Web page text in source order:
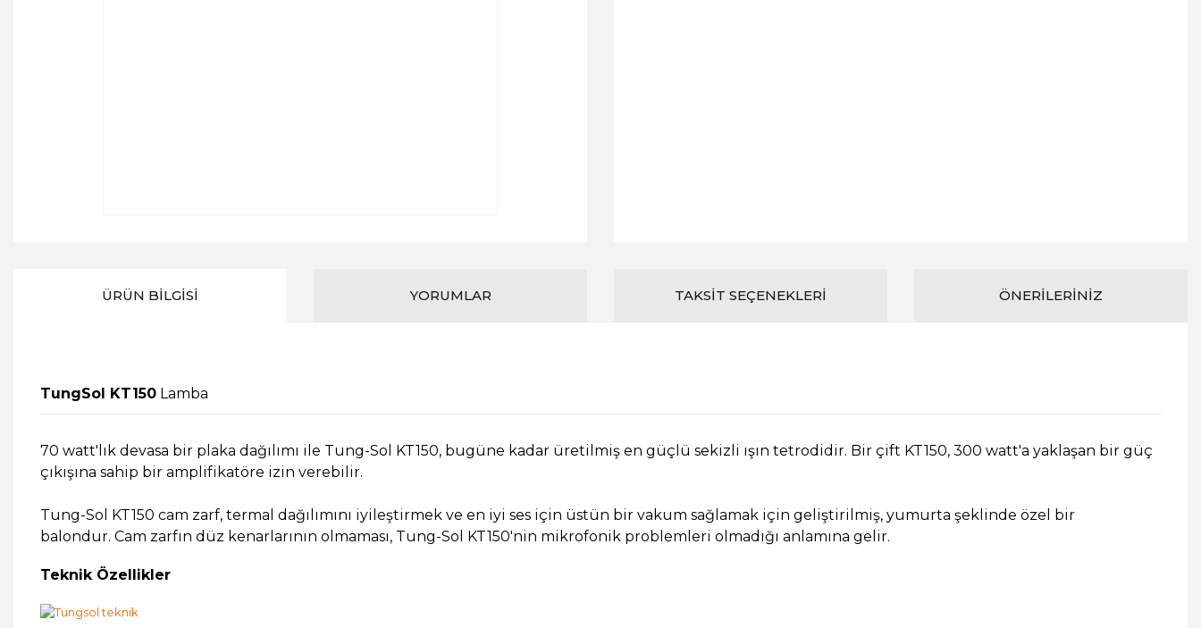
ÜRÜN BILGISI YORUMLAR TAKSIT SEÇENEKLERI ÖNERILERINIZ
TungSol KT150 Lamba
70 watt'lık devasa bir plaka dağılımı ile Tung-Sol KT150, bugüne kadar üretilmiş en güçlü sekizli ışın tetrodidir. Bir çift KT150, 300 watt'a yaklaşan bir güç
çıkışına sahip bir amplifikatöre izin verebilir.
Tung-Sol KT150 cam zarf, termal dağılımını iyileştirmek ve en iyi ses için üstün bir vakum sağlamak için geliştirilmiş, yumurta şeklinde özel bir
balondur. Cam zarfın düz kenarlarının olmaması, Tung-Sol KT150'nin mikrofonik problemleri olmadığı anlamına gelir.
Teknik Özellikler